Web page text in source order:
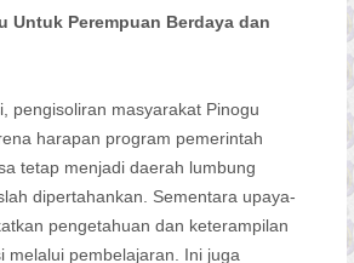
Untuk Perempuan Berdaya dan
pengisoliran masyarakat Pinogu
harapan program pemerintah
tetap menjadi daerah lumbung
dipertahankan. Sementara upaya-
pengetahuan dan keterampilan
melalui pembelajaran. Ini juga